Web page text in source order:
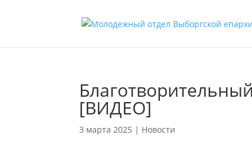
[ВИДЕО]
3 марта 2025 | Новости